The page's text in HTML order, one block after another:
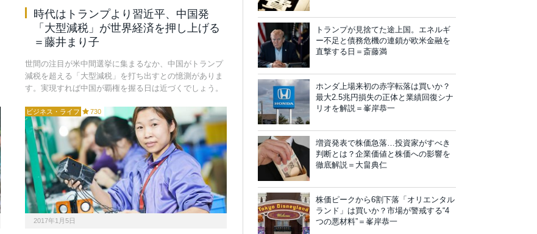
時代はトランプより習近平、中国発
「大型減税」が世界経済を押し上げる
＝藤井まり子
世間の注目が米中間選挙に集まるなか、中国がトランプ
減税を超える「大型減税」を打ち出すとの憶測がありま
す。実現すれば中国が覇権を握る日は近づくでしょう。
ビジネス・ライフ 730
2017年1月5日
トランプが見捨てた途上国。エネルギ
ー不足と債務危機の連鎖が欧米金融を
直撃する日＝斎藤満
ホンダ上場来初の赤字転落は買いか？
最大2.5兆円損失の正体と業績回復シナ
リオを解説＝峯岸恭一
増資発表で株価急落…投資家がすべき
判断とは？企業価値と株価への影響を
徹底解説＝大畠典仁
株価ピークから6割下落「オリエンタル
ランド」は買いか？市場が警戒する“4
つの悪材料”＝峯岸恭一